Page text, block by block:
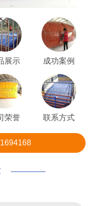
展示 成功案例
荣誉 联系方式